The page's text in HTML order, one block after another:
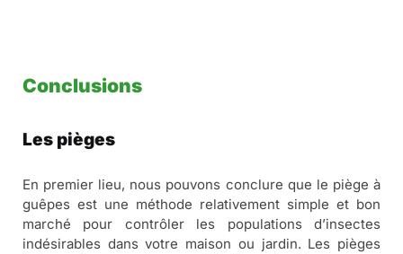
Conclusions
Les pièges
En premier lieu, nous pouvons conclure que le piège à
guêpes est une méthode relativement simple et bon
marché pour contrôler les populations d’insectes
indésirables dans votre maison ou jardin. Les pièges